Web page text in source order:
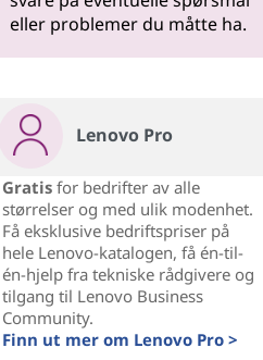
eller problemer du måtte ha.
Lenovo Pro
Gratis for bedrifter av alle
størrelser og med ulik modenhet.
Få eksklusive bedriftspriser på
hele Lenovo-katalogen, få én-til-
én-hjelp fra tekniske rådgivere og
tilgang til Lenovo Business
Community.
Finn ut mer om Lenovo Pro >